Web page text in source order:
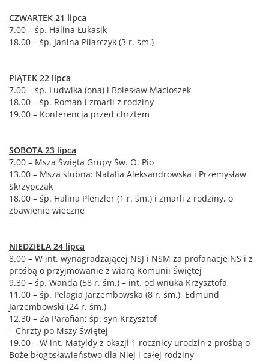
CZWARTEK 21 lipca
7.00 – śp. Halina Łukasik
18.00 – śp. Janina Pilarczyk (3 r. śm.)
PIĄTEK 22 lipca
7.00 – śp. Ludwika (ona) i Bolesław Macioszek
18.00 – śp. Roman i zmarli z rodziny
19.00 – Konferencja przed chrztem
SOBOTA 23 lipca
7.00 – Msza Święta Grupy Św. O. Pio
13.00 – Msza ślubna: Natalia Aleksandrowska i Przemysław
Skrzypczak
18.00 – śp. Halina Plenzler (1 r. śm.) i zmarli z rodziny, o
zbawienie wieczne
NIEDZIELA 24 lipca
8.00 – W int. wynagradzającej NSJ i NSM za profanacje NS i z
prośbą o przyjmowanie z wiarą Komunii Świętej
9.30 – śp. Wanda (58 r. śm.) – int. od wnuka Krzysztofa
11.00 – śp. Pelagia Jarzembowska (8 r. śm.), Edmund
Jarzembowski (24 r. śm.)
12.30 – Za Parafian; śp. syn Krzysztof
– Chrzty po Mszy Świętej
19.00 – W int. Matyldy z okazji 1 rocznicy urodzin z prośbą o
Boże błogosławieństwo dla Niej i całej rodziny